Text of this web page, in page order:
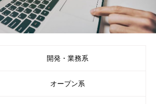
開発・業務系
オープン系